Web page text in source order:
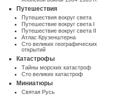
Путешествия
Путешествия вокруг света
Путешествие вокруг света I
Путешествие вокруг света II
Атлас Крузенштерна
Cто великих географических
открытий
Катастрофы
Тайны морских катастроф
Сто великих катастроф
Миниатюры
Святая Русь